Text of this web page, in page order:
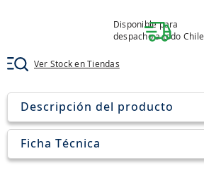
Disponible para
despacho a todo Chile
Ver Stock en Tiendas
Descripción del producto
Ficha Técnica
10
neumáticos 235